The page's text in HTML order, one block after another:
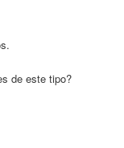
de este tipo?